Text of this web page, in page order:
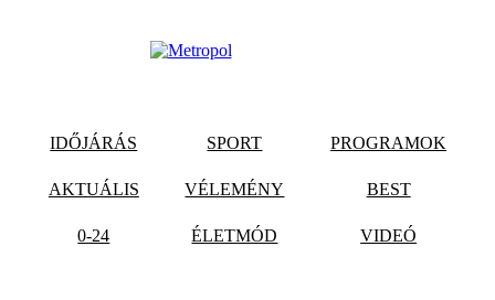
IDŐJÁRÁS SPORT PROGRAMOK
AKTUÁLIS VÉLEMÉNY BEST
0-24 ÉLETMÓD VIDEÓ